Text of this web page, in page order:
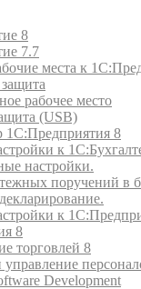
8
7.7
места к
рабочее место
(USB)
1С:Предприятия 8
к
настройки.
поручений в
к
8
торговлей 8
управление
Development